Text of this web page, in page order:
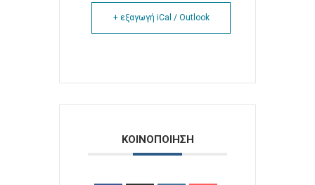
+ εξαγωγή iCal / Outlook
ΚΟΙΝΟΠΟΙΗΣΗ